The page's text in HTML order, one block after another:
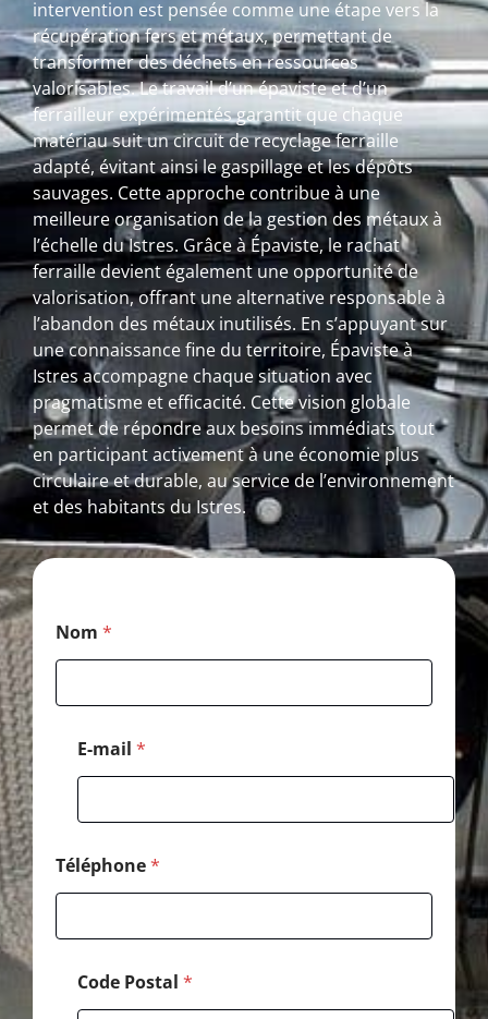
intervention est pensée comme une étape vers la
récupération fers et métaux, permettant de
transformer des déchets en ressources
valorisables. Le travail d’un épaviste et d’un
ferrailleur expérimentés garantit que chaque
matériau suit un circuit de recyclage ferraille
adapté, évitant ainsi le gaspillage et les dépôts
sauvages. Cette approche contribue à une
meilleure organisation de la gestion des métaux à
l’échelle du Istres. Grâce à Épaviste, le rachat
ferraille devient également une opportunité de
valorisation, offrant une alternative responsable à
l’abandon des métaux inutilisés. En s’appuyant sur
une connaissance fine du territoire, Épaviste à
Istres accompagne chaque situation avec
pragmatisme et efficacité. Cette vision globale
permet de répondre aux besoins immédiats tout
en participant activement à une économie plus
circulaire et durable, au service de l’environnement
et des habitants du Istres.
Nom *
é
é
E-mail *
Téléphone*
Code Postal *